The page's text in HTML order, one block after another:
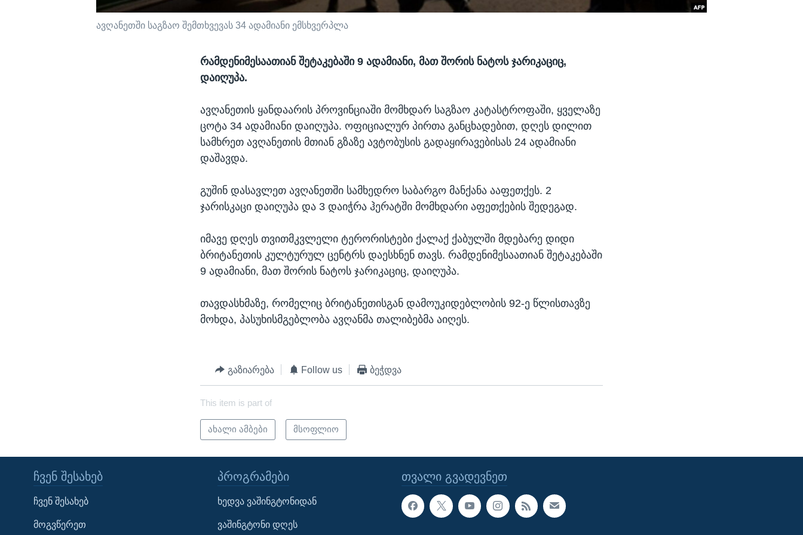
Learning English
ᲗᲕᲐᲚᲘ ᲒᲕᲐᲓᲔᲕᲜᲔᲗ
ავღანეთში საგზაო შემთხვევას 34 ადამიანი ემსხვერპლა
რამდენიმესაათიან შეტაკებაში 9 ადამიანი, მათ შორის ნატოს ჯარიკაციც,
დაიღუპა.
ავღანეთის ყანდაარის პროვინციაში მომხდარ საგზაო კატასტროფაში, ყველაზე
ცოტა 34 ადამიანი დაიღუპა. ოფიციალურ პირთა განცხადებით, დღეს დილით
სამხრეთ ავღანეთის მთიან გზაზე ავტობუსის გადაყირავებისას 24 ადამიანი
დაშავდა.
გუშინ დასავლეთ ავღანეთში სამხედრო საბარგო მანქანა ააფეთქეს. 2
ჯარისკაცი დაიღუპა და 3 დაიჭრა ჰერატში მომხდარი აფეთქების შედეგად.
იმავე დღეს თვითმკვლელი ტერორისტები ქალაქ ქაბულში მდებარე დიდი
ბრიტანეთის კულტურულ ცენტრს დაესხნენ თავს. რამდენიმესაათიან შეტაკებაში
9 ადამიანი, მათ შორის ნატოს ჯარიკაციც, დაიღუპა.
თავდასხმაზე, რომელიც ბრიტანეთისგან დამოუკიდებლობის 92-ე წლისთავზე
მოხდა, პასუხისმგებლობა ავღანმა თალიბებმა აიღეს.
გაზიარება Follow us ბეჭდვა
This item is part of
ახალი ამბები მსოფლიო
ᲗᲕᲐᲚᲘ ᲒᲕᲐᲓᲔᲕᲜᲔᲗ
ᲩᲕᲔᲜ ᲨᲔᲡᲐᲮᲔᲑ
ჩვენ შესახებ
მოგვწერეთ
ᲞᲠᲝᲒᲠᲐᲛᲔᲑᲘ
ხედვა ვაშინგტონიდან
ვაშინგტონი დღეს